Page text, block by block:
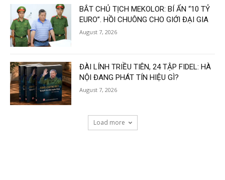
BẮT CHỦ TỊCH MEKOLOR: BÍ ẨN “10 TỶ
EURO”. HỒI CHUÔNG CHO GIỚI ĐẠI GIA
August 7, 2026
ĐÀI LÍNH TRIỀU TIÊN, 24 TẬP FIDEL: HÀ
NỘI ĐANG PHÁT TÍN HIỆU GÌ?
August 7, 2026
Load more